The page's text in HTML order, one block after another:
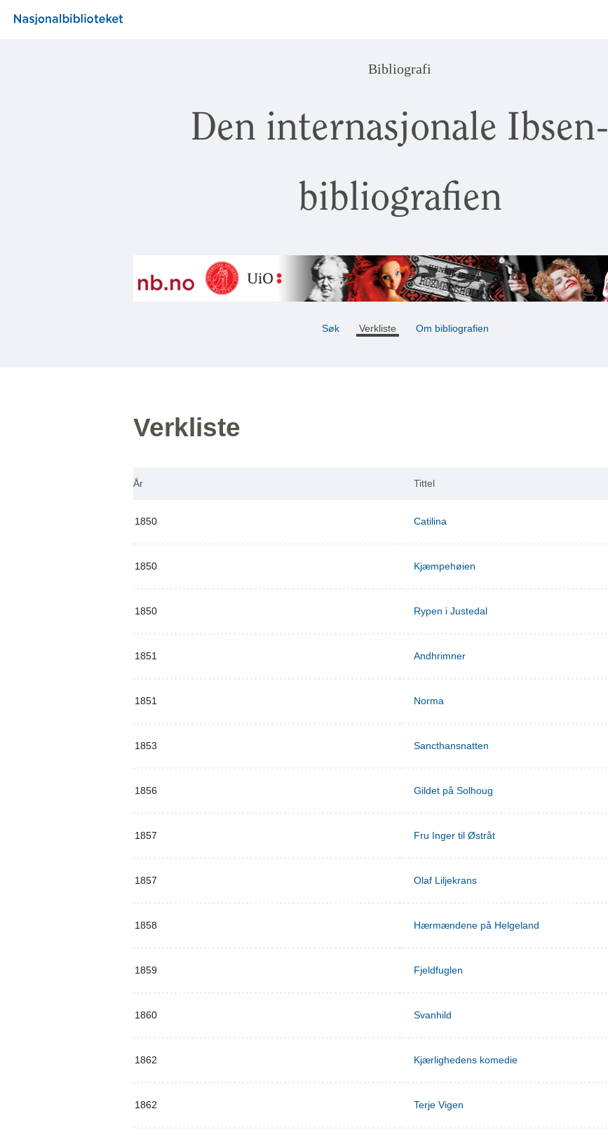
Bibliografi
Den internasjonale Ibsen-
bibliografien
Søk Verkliste Om bibliografien
Verkliste
År Tittel
1850 Catilina
1850 Kjæmpehøien
1850 Rypen i Justedal
1851 Andhrimner
1851 Norma
1853 Sancthansnatten
1856 Gildet på Solhoug
1857 Fru Inger til Østråt
1857 Olaf Liljekrans
1858 Hærmændene på Helgeland
1859 Fjeldfuglen
1860 Svanhild
1862 Kjærlighedens komedie
1862 Terje Vigen